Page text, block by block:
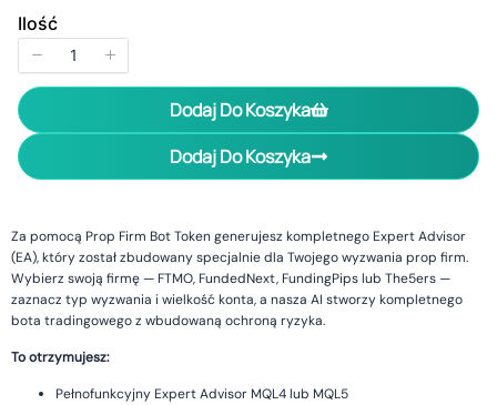
Ilość
Dodaj Do Koszyka
Dodaj Do Koszyka
Za pomocą Prop Firm Bot Token generujesz kompletnego Expert Advisor
(EA), który został zbudowany specjalnie dla Twojego wyzwania prop firm.
Wybierz swoją firmę — FTMO, FundedNext, FundingPips lub The5ers —
zaznacz typ wyzwania i wielkość konta, a nasza AI stworzy kompletnego
bota tradingowego z wbudowaną ochroną ryzyka.
To otrzymujesz:
Pełnofunkcyjny Expert Advisor MQL4 lub MQL5